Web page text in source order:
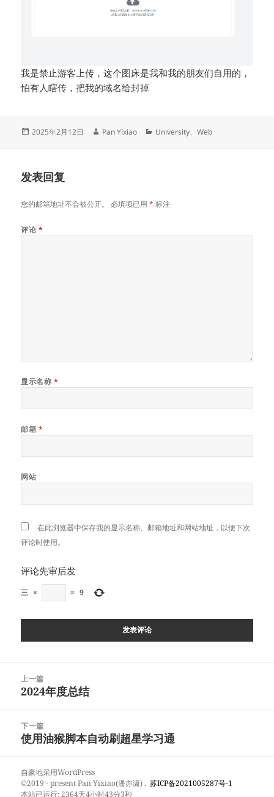
我是禁止游客上传，这个图床是我和我的朋友们自用的，
怕有人瞎传，把我的域名给封掉
发
2025年2月12日
作
Pan Yixiao
分
University、Web
发表回复
您的邮箱地址不会被公开。 必填项已用* 标注
评论 *
显示名称 *
邮箱 *
网站
在此浏览器中保存我的显示名称、邮箱地址和网站地址，以便下次
评论时使用。
评论先审后发
三 × = 9
上一篇
上
文
章：
2024年度总结
下一篇
下
文
章：
使用油猴脚本自动刷超星学习通
自豪地采用WordPress
©2019 - presentPan Yixiao(潘亦潇) .苏ICP备2021005287号-1
本站已运行: 2364天4小时43分4秒